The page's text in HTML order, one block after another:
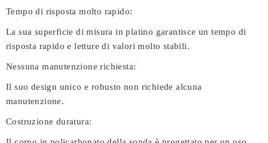
Tempo di risposta molto rapido:
La sua superficie di misura in platino garantisce un tempo di
risposta rapido e letture di valori molto stabili.
Nessuna manutenzione richiesta:
Il suo design unico e robusto non richiede alcuna
manutenzione.
Costruzione duratura: